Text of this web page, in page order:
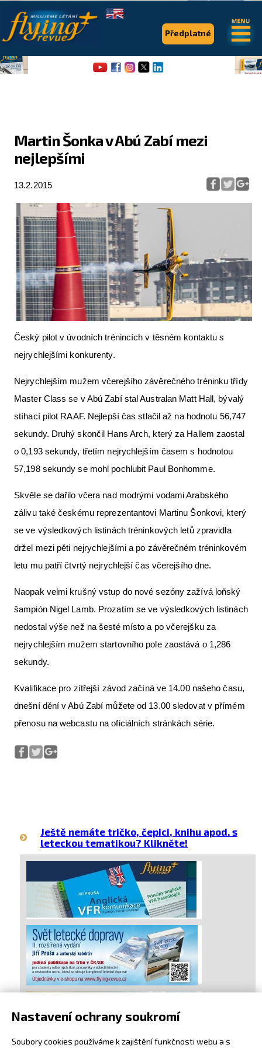
Martin Šonka v Abú Zabí mezi
nejlepšími
13.2.2015
Český pilot v úvodních trénincích v těsném kontaktu s
nejrychlejšími konkurenty.
Nejrychlejším mužem včerejšího závěrečného tréninku třídy
Master Class se v Abú Zabí stal Australan Matt Hall, bývalý
stíhací pilot RAAF. Nejlepší čas stlačil až na hodnotu 56,747
sekundy. Druhý skončil Hans Arch, který za Hallem zaostal
o 0,193 sekundy, třetím nejrychlejším časem s hodnotou
57,198 sekundy se mohl pochlubit Paul Bonhomme.
Skvěle se dařilo včera nad modrými vodami Arabského
zálivu také českému reprezentantovi Martinu Šonkovi, který
se ve výsledkových listinách tréninkových letů zpravidla
držel mezi pěti nejrychlejšími a po závěrečném tréninkovém
letu mu patří čtvrtý nejrychlejší čas včerejšího dne.
Naopak velmi krušný vstup do nové sezóny zažívá loňský
šampión Nigel Lamb. Prozatím se ve výsledkových listinách
nedostal výše než na šesté místo a po včerejšku za
nejrychlejším mužem startovního pole zaostává o 1,286
sekundy.
Kvalifikace pro zítřejší závod začíná ve 14.00 našeho času,
dnešní dění v Abú Zabí můžete od 13.00 sledovat v přímém
přenosu na webcastu na oficiálních stránkách série.
Ještě nemáte tričko, čepici, knihu apod. s
leteckou tematikou? Klikněte!
Předplatné
.
Expedice
Pro piloty
Série & speciály
Letecká videa
Aktuální FR + archiv
Letecká muzea
Inzerujte s námi
E-SHOP
Nastavení ochrany soukromí
Soubory cookies používáme k zajištění funkčnosti webu a s